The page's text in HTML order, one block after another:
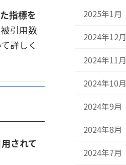
指標を
引用数
詳しく
されて
2025年1月
2024年12月
2024年11月
2024年10月
2024年9月
2024年8月
2024年7月